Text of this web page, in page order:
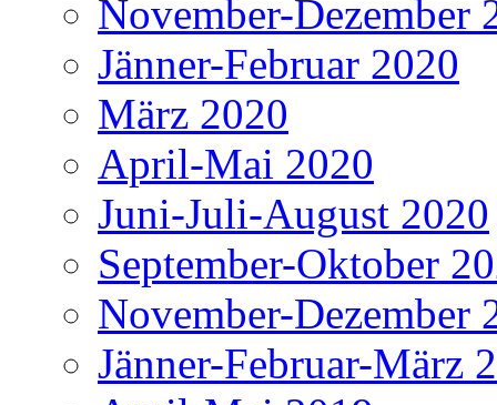
November-Dezember
Jänner-Februar 2020
März 2020
April-Mai 2020
Juni-Juli-August 2020
September-Oktober
November-Dezember
Jänner-Februar-März